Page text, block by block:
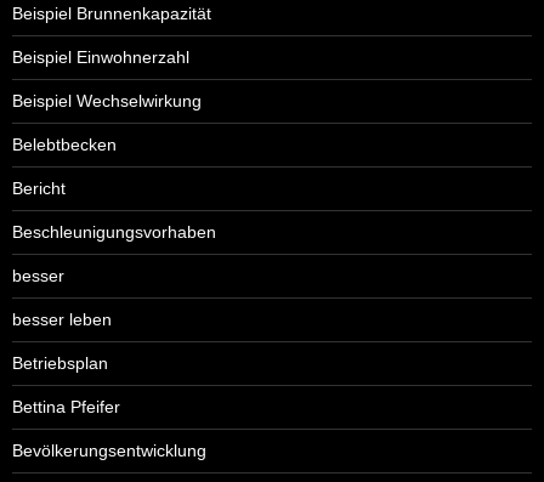
Beispiel Brunnenkapazität
Beispiel Einwohnerzahl
Beispiel Wechselwirkung
Belebtbecken
Bericht
Beschleunigungsvorhaben
besser
besser leben
Betriebsplan
Bettina Pfeifer
Bevölkerungsentwicklung